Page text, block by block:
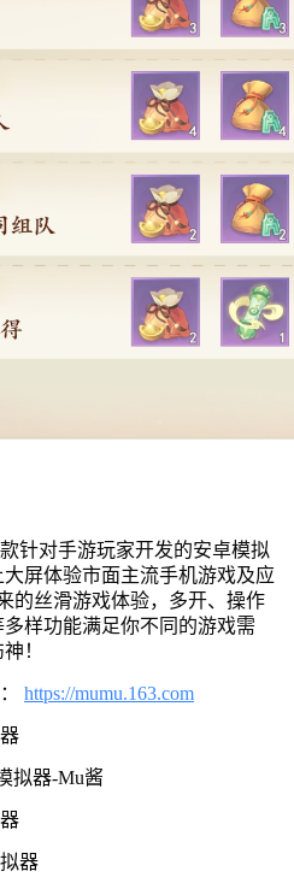
针对手游玩家开发的安卓模拟
屏体验市面主流手机游戏及应
的丝滑游戏体验，多开、操作
样功能满足你不同的游戏需
！
https://mumu.163.com
拟器-Mu酱
器